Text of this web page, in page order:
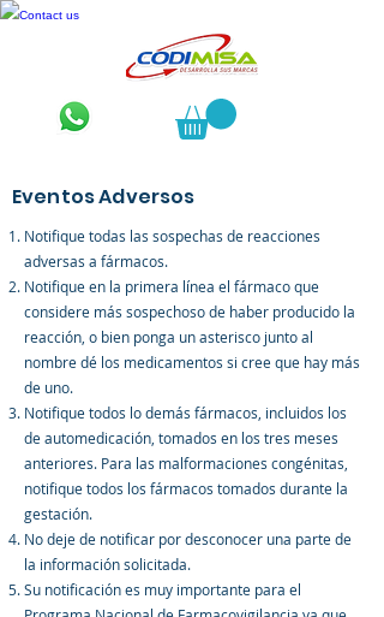
Contact us
Eventos Adversos
Notifique todas las sospechas de reacciones
adversas a fármacos.
Notifique en la primera línea el fármaco que
considere más sospechoso de haber producido la
reacción, o bien ponga un asterisco junto al
nombre dé los medicamentos si cree que hay más
de uno.
Notifique todos lo demás fármacos, incluidos los
de automedicación, tomados en los tres meses
anteriores. Para las malformaciones congénitas,
notifique todos los fármacos tomados durante la
gestación.
No deje de notificar por desconocer una parte de
la información solicitada.
Su notificación es muy importante para el